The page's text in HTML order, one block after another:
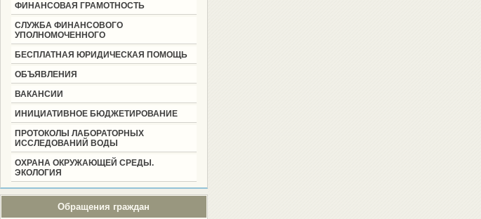
ФИНАНСОВАЯ ГРАМОТНОСТЬ
СЛУЖБА ФИНАНСОВОГО
УПОЛНОМОЧЕННОГО
БЕСПЛАТНАЯ ЮРИДИЧЕСКАЯ ПОМОЩЬ
ОБЪЯВЛЕНИЯ
ВАКАНСИИ
ИНИЦИАТИВНОЕ БЮДЖЕТИРОВАНИЕ
ПРОТОКОЛЫ ЛАБОРАТОРНЫХ
ИССЛЕДОВАНИЙ ВОДЫ
ОХРАНА ОКРУЖАЮЩЕЙ СРЕДЫ.
ЭКОЛОГИЯ
Обращения граждан